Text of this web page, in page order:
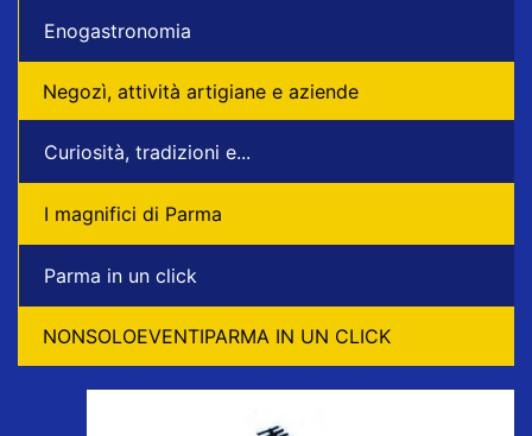
Enogastronomia
Negozì, attività artigiane e aziende
Curiosità, tradizioni e...
I magnifici di Parma
Parma in un click
NONSOLOEVENTIPARMA IN UN CLICK